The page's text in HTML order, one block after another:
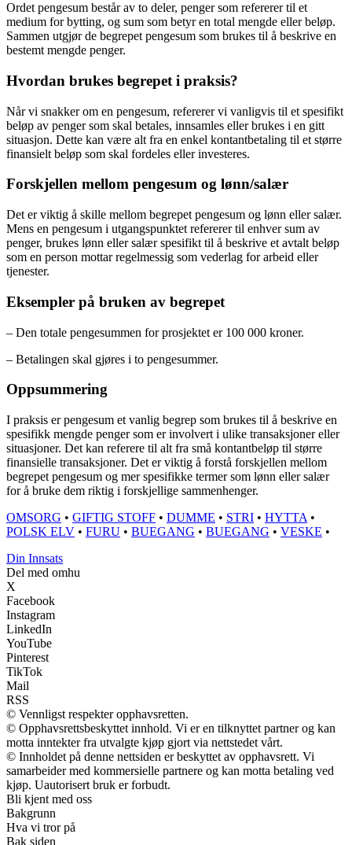
Ordet pengesum består av to deler, penger som refererer til et
medium for bytting, og sum som betyr en total mengde eller beløp.
Sammen utgjør de begrepet pengesum som brukes til å beskrive en
bestemt mengde penger.
Hvordan brukes begrepet i praksis?
Når vi snakker om en pengesum, refererer vi vanligvis til et spesifikt
beløp av penger som skal betales, innsamles eller brukes i en gitt
situasjon. Dette kan være alt fra en enkel kontantbetaling til et større
finansielt beløp som skal fordeles eller investeres.
Forskjellen mellom pengesum og lønn/salær
Det er viktig å skille mellom begrepet pengesum og lønn eller salær.
Mens en pengesum i utgangspunktet refererer til enhver sum av
penger, brukes lønn eller salær spesifikt til å beskrive et avtalt beløp
som en person mottar regelmessig som vederlag for arbeid eller
tjenester.
Eksempler på bruken av begrepet
– Den totale pengesummen for prosjektet er 100 000 kroner.
– Betalingen skal gjøres i to pengesummer.
Oppsummering
I praksis er pengesum et vanlig begrep som brukes til å beskrive en
spesifikk mengde penger som er involvert i ulike transaksjoner eller
situasjoner. Det kan referere til alt fra små kontantbeløp til større
finansielle transaksjoner. Det er viktig å forstå forskjellen mellom
begrepet pengesum og mer spesifikke termer som lønn eller salær
for å bruke dem riktig i forskjellige sammenhenger.
OMSORG • GIFTIG STOFF • DUMME • STRI • HYTTA •
POLSK ELV • FURU • BUEGANG • BUEGANG • VESKE •
Din Innsats
Del med omhu
X
Facebook
Instagram
LinkedIn
YouTube
Pinterest
TikTok
Mail
RSS
© Vennligst respekter opphavsretten.
© Opphavsrettsbeskyttet innhold. Vi er en tilknyttet partner og kan
motta inntekter fra utvalgte kjøp gjort via nettstedet vårt.
© Innholdet på denne nettsiden er beskyttet av opphavsrett. Vi
samarbeider med kommersielle partnere og kan motta betaling ved
kjøp. Uautorisert bruk er forbudt.
Bli kjent med oss
Bakgrunn
Hva vi tror på
Bak siden